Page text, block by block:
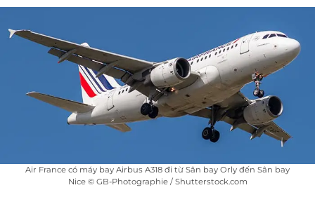
Air France có máy bay Airbus A318 đi từ Sân bay Orly đến Sân bay
Nice © GB-Photographie / Shutterstock.com